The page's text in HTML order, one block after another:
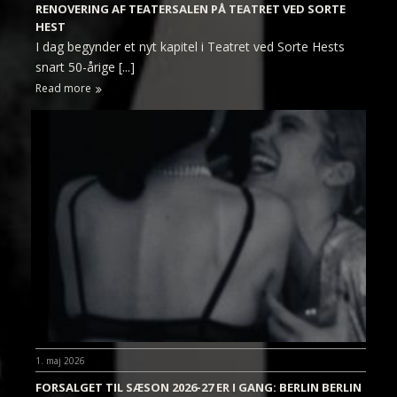
RENOVERING AF TEATERSALEN PÅ TEATRET VED SORTE
HEST
I dag begynder et nyt kapitel i Teatret ved Sorte Hests
snart 50-årige [...]
Read more
1. maj 2026
FORSALGET TIL SÆSON 2026-27 ER I GANG: BERLIN BERLIN